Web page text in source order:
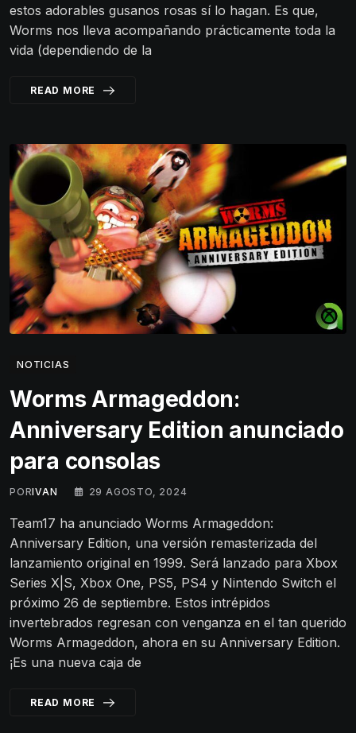
estos adorables gusanos rosas sí lo hagan. Es que,
Worms nos lleva acompañando prácticamente toda la
vida (dependiendo de la
READ MORE
NOTICIAS
Worms Armageddon:
Anniversary Edition anunciado
para consolas
PORIVAN 29 AGOSTO, 2024
Team17 ha anunciado Worms Armageddon:
Anniversary Edition, una versión remasterizada del
lanzamiento original en 1999. Será lanzado para Xbox
Series X|S, Xbox One, PS5, PS4 y Nintendo Switch el
próximo 26 de septiembre. Estos intrépidos
invertebrados regresan con venganza en el tan querido
Worms Armageddon, ahora en su Anniversary Edition.
¡Es una nueva caja de
READ MORE